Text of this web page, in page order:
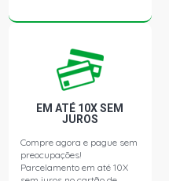
GASOLINA (2003 -
FLEX (2001 - 2014)
EM ATÉ 10X SEM
JUROS
Compre agora e pague sem
preocupações!
Parcelamento em até 10X